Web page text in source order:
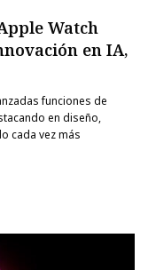
Watch
en IA,
funciones de
en diseño,
cada vez más